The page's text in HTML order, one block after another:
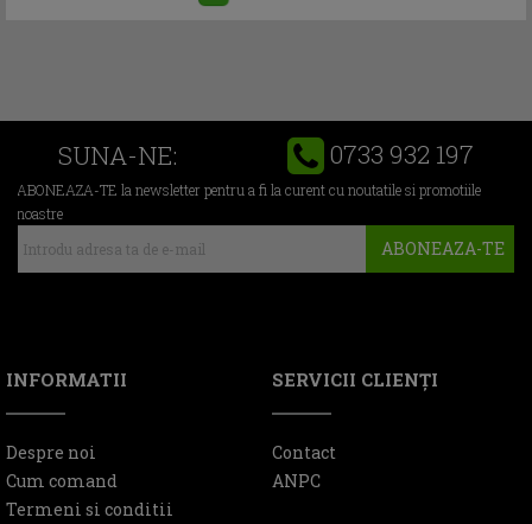
SUNA-NE: 0733 932 197
ABONEAZA-TE la newsletter pentru a fi la curent cu noutatile si promotiile
noastre
ABONEAZA-TE
INFORMATII
Despre noi
Cum comand
Termeni si conditii
SERVICII CLIENŢI
Contact
ANPC